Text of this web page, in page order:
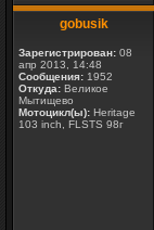
gobusik
Зарегистрирован: 08
апр 2013, 14:48
Сообщения: 1952
Откуда: Великое
Мытищево
Мотоцикл(ы): Heritage
103 inch, FLSTS 98г